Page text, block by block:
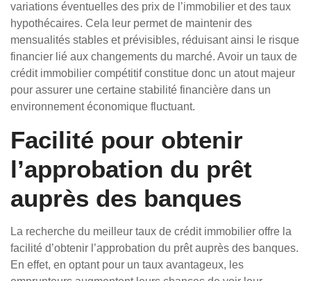
variations éventuelles des prix de l’immobilier et des taux
hypothécaires. Cela leur permet de maintenir des
mensualités stables et prévisibles, réduisant ainsi le risque
financier lié aux changements du marché. Avoir un taux de
crédit immobilier compétitif constitue donc un atout majeur
pour assurer une certaine stabilité financière dans un
environnement économique fluctuant.
Facilité pour obtenir
l’approbation du prêt
auprès des banques
La recherche du meilleur taux de crédit immobilier offre la
facilité d’obtenir l’approbation du prêt auprès des banques.
En effet, en optant pour un taux avantageux, les